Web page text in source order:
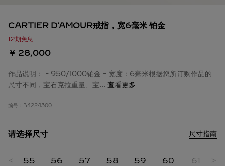
CARTIER D'AMOUR戒指，宽6毫米 铂金
12期免息
￥ 28,000
作品说明： - 950/1000铂金 - 宽度：6毫米根据您所订购作品的
尺寸不同，宝石克拉重量、宝... 查看更多
编号： B4224300
请选择尺寸 尺寸指南
55 56 57 58 59 60 61 >
<